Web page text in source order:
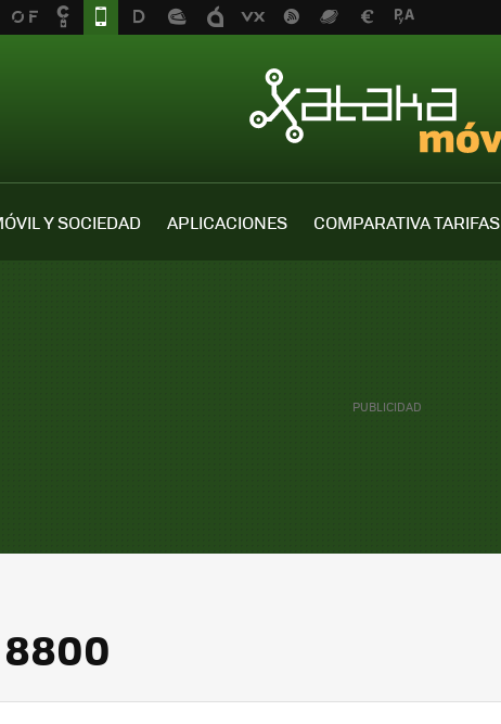
Y SOCIEDAD APLICACIONES COMPARATIVA TARIFAS